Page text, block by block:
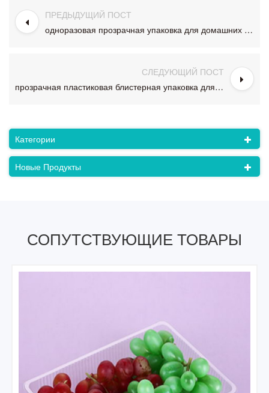
ПРЕДЫДУЩИЙ ПОСТ
одноразовая прозрачная упаковка для домашних животных
СЛЕДУЮЩИЙ ПОСТ
прозрачная пластиковая блистерная упаковка для домашних животных
Категории
Новые Продукты
СОПУТСТВУЮЩИЕ ТОВАРЫ